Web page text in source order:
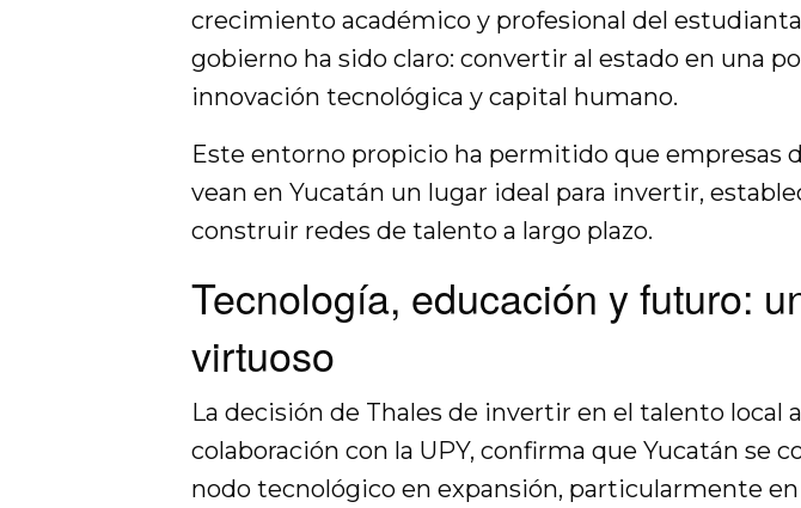
crecimiento académico y profesional del
gobierno ha sido claro: convertir al estado en una
innovación tecnológica y capital humano.
Este entorno propicio ha permitido que empresas
vean en Yucatán un lugar ideal para invertir,
construir redes de talento a largo plazo.
Tecnología, educación y futuro:
virtuoso
La decisión de Thales de invertir en el talento local
colaboración con la UPY, confirma que Yucatán se
nodo tecnológico en expansión, particularmente